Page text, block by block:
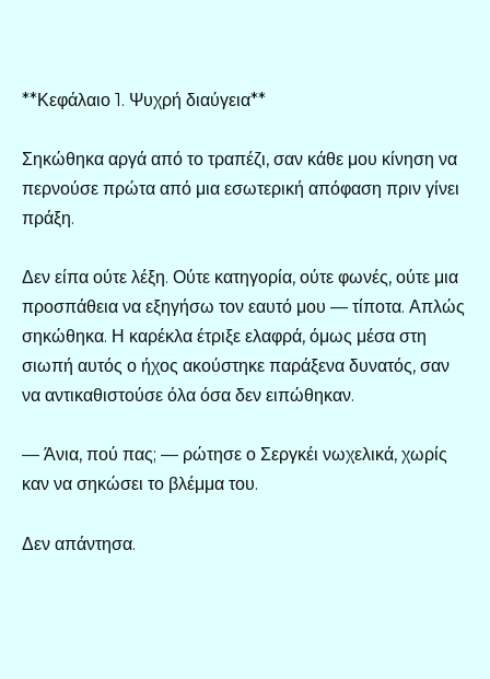
**Κεφάλαιο 1. Ψυχρή διαύγεια**
Σηκώθηκα αργά από το τραπέζι, σαν κάθε μου κίνηση να
περνούσε πρώτα από μια εσωτερική απόφαση πριν γίνει
πράξη.
Δεν είπα ούτε λέξη. Ούτε κατηγορία, ούτε φωνές, ούτε μια
προσπάθεια να εξηγήσω τον εαυτό μου — τίποτα. Απλώς
σηκώθηκα. Η καρέκλα έτριξε ελαφρά, όμως μέσα στη
σιωπή αυτός ο ήχος ακούστηκε παράξενα δυνατός, σαν
να αντικαθιστούσε όλα όσα δεν ειπώθηκαν.
— Άνια, πού πας; — ρώτησε ο Σεργκέι νωχελικά, χωρίς
καν να σηκώσει το βλέμμα του.
Δεν απάντησα.